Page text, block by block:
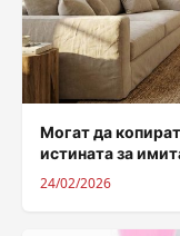
Могат да
истината за
24/02/2026